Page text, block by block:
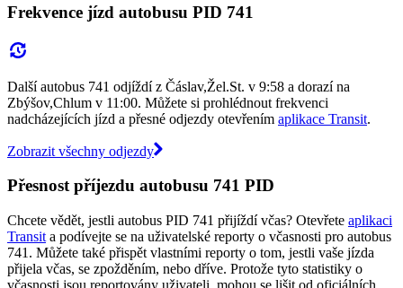
Frekvence jízd autobusu PID 741
Další autobus 741 odjíždí z Čáslav,Žel.St. v 9:58 a dorazí na
Zbýšov,Chlum v 11:00. Můžete si prohlédnout frekvenci
nadcházejících jízd a přesné odjezdy otevřením aplikace Transit.
Zobrazit všechny odjezdy
Přesnost příjezdu autobusu 741 PID
Chcete vědět, jestli autobus PID 741 přijíždí včas? Otevřete aplikaci
Transit a podívejte se na uživatelské reporty o včasnosti pro autobus
741. Můžete také přispět vlastními reporty o tom, jestli vaše jízda
přijela včas, se zpožděním, nebo dříve. Protože tyto statistiky o
včasnosti jsou reportovány uživateli, mohou se lišit od oficiálních